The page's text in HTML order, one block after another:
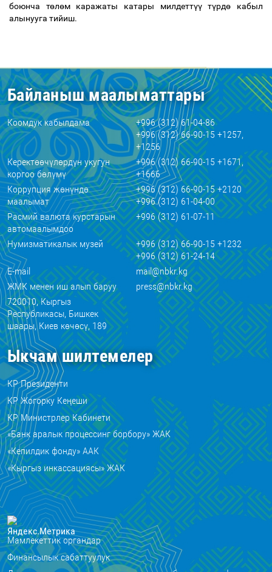
боюнча төлөм каражаты катары милдеттүүтүрдө кабыл
алынууга тийиш.
Байланыш маалыматтары
Коомдук кабылдама
+996 (312) 61-04-86
+996 (312) 66-90-15 +1257,
+1256
Керектөөчүлөрдүн укугун
коргоо бөлүмү
+996 (312) 66-90-15 +1671,
+1666
Коррупция жөнүндө
маалымат
+996 (312) 66-90-15 +2120
+996 (312) 61-04-00
Расмий валюта курстарын
автомаалымдоо
+996 (312) 61-07-11
Нумизматикалык музей
+996 (312) 66-90-15 +1232
+996 (312) 61-24-14
E-mail
mail@nbkr.kg
ЖМК менен иш алып баруу
press@nbkr.kg
720010, Кыргыз
Республикасы, Бишкек
шаары, Киев көчөсү, 189
Ыкчам шилтемелер
КР Президенти
КР Жогорку Кеңеши
КР Министрлер Кабинети
«Банк аралык процессинг борбору» ЖАК
«Кепилдик фонду» ААК
«Кыргыз инкассациясы» ЖАК
Мамлекеттик органдар
Финансылык сабаттуулук